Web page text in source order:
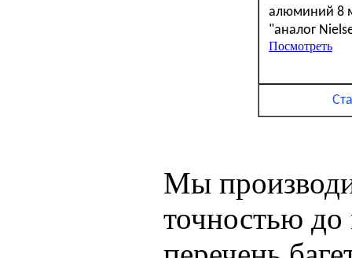
алюминий 8
"аналог
Посмотреть
Мы
точностью до